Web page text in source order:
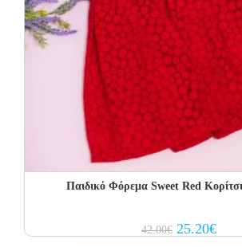
Παιδικό Φόρεμα Sweet Red
42.00€ Original
price
25.20€
price